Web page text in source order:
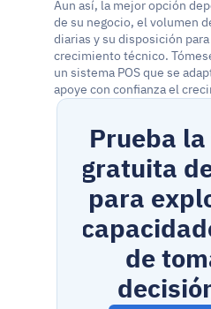
Aun así, la mejor opción
de su negocio, el volumen
diarias y su disposición
crecimiento técnico.
un sistema POS que se
apoye con confianza el
Prueba
gratuita
para
de